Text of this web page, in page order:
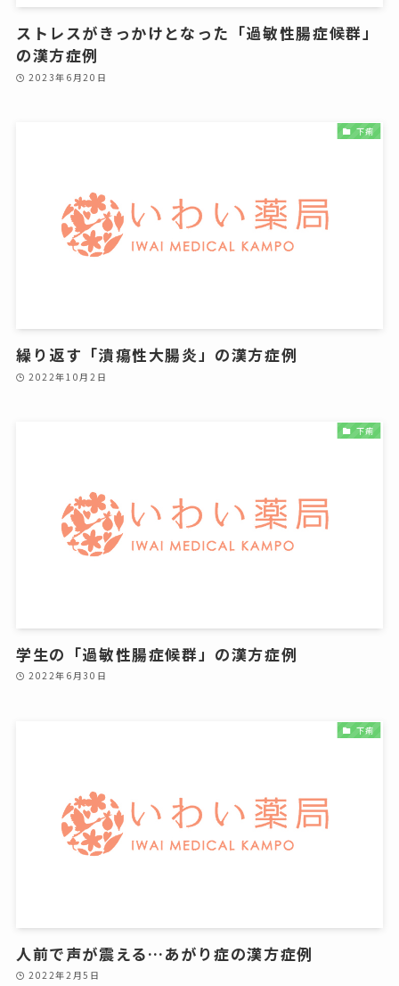
ストレスがきっかけとなった「過敏性腸症候群」
の漢方症例
2023年6月20日
下痢
繰り返す「潰瘍性大腸炎」の漢方症例
2022年10月2日
下痢
学生の「過敏性腸症候群」の漢方症例
2022年6月30日
下痢
人前で声が震える…あがり症の漢方症例
2022年2月5日